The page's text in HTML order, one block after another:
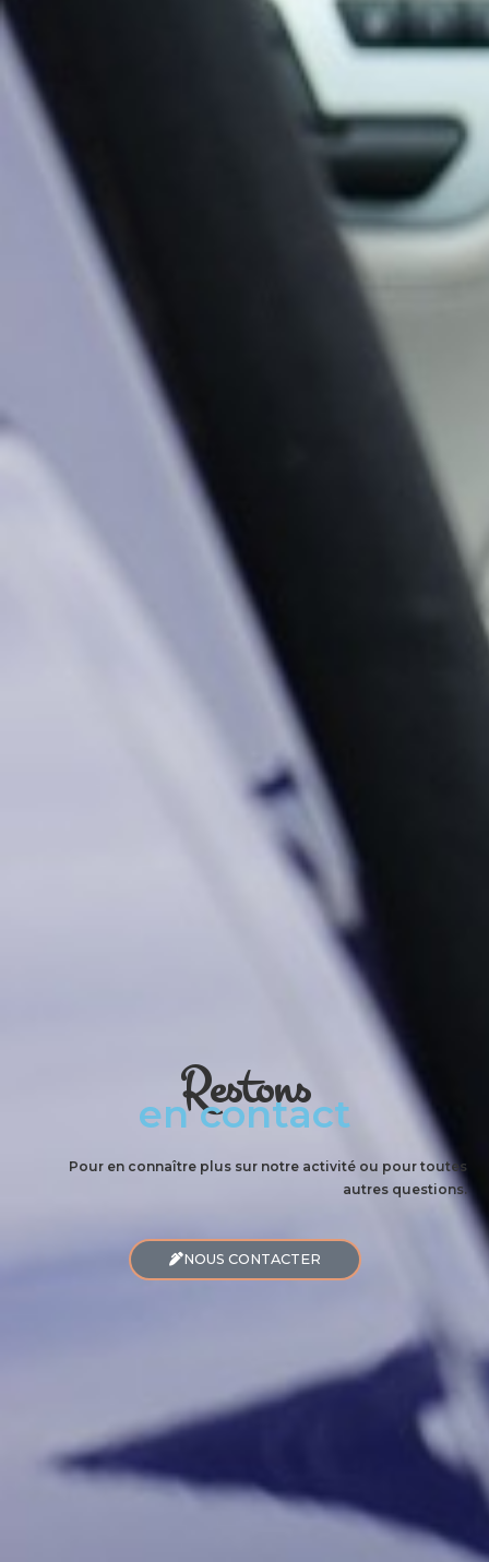
Restons
en contact
Pour en connaître plus sur notre activité ou pour toutes
autres questions.
NOUS CONTACTER